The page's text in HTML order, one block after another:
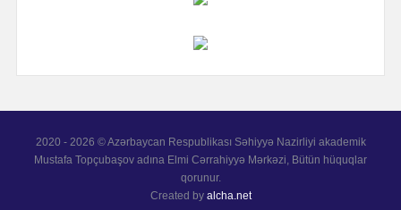
2020 - 2026 © Azərbaycan Respublikası Səhiyyə Nazirliyi akademik
Mustafa Topçubaşov adına Elmi Cərrahiyyə Mərkəzi, Bütün hüquqlar
qorunur.
Created by alcha.net